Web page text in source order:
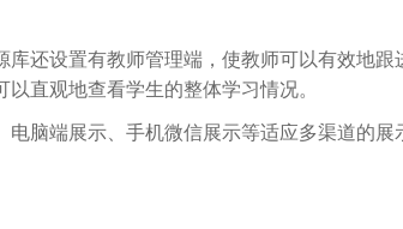
还设置有教师管理端，使教师可以有效地
直观地查看学生的整体学习情况。
脑端展示、手机微信展示等适应多渠道的